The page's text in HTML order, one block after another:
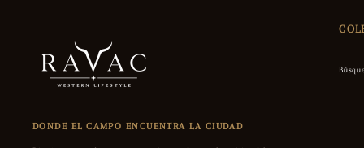
DONDE EL CAMPO ENCUENTRA LA CIUDAD